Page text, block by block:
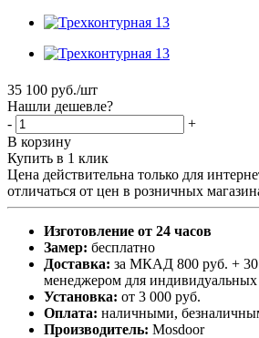
35 100 руб./шт
Нашли дешевле?
-
+
В корзину
Купить в 1 клик
Цена действительна только для
отличаться от цен в розничных
Изготовление от 24 часов
Замер: бесплатно
Доставка: за МКАД 800 руб. + 30
менеджером для
Установка: от 3 000 руб.
Оплата: наличными,
Производитель: Mosdoor